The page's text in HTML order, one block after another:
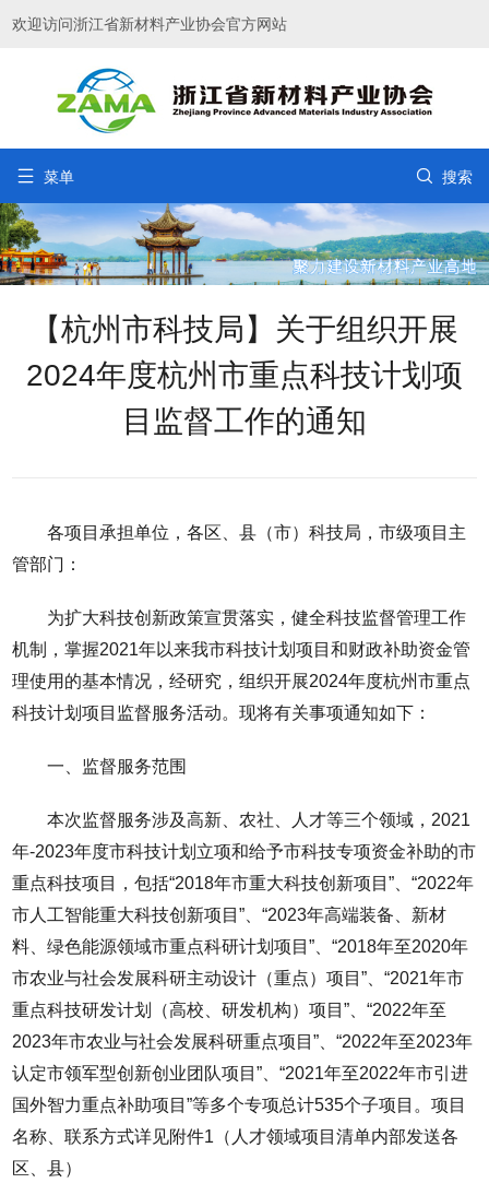
欢迎访问浙江省新材料产业协会官方网站
 菜单  搜索
【杭州市科技局】关于组织开展
2024年度杭州市重点科技计划项
目监督工作的通知
各项目承担单位，各区、县（市）科技局，市级项目主
管部门：
为扩大科技创新政策宣贯落实，健全科技监督管理工作
机制，掌握2021年以来我市科技计划项目和财政补助资金管
理使用的基本情况，经研究，组织开展2024年度杭州市重点
科技计划项目监督服务活动。现将有关事项通知如下：
一、监督服务范围
本次监督服务涉及高新、农社、人才等三个领域，2021
年-2023年度市科技计划立项和给予市科技专项资金补助的市
重点科技项目，包括“2018年市重大科技创新项目”、“2022年
市人工智能重大科技创新项目”、“2023年高端装备、新材
料、绿色能源领域市重点科研计划项目”、“2018年至2020年
市农业与社会发展科研主动设计（重点）项目”、“2021年市
重点科技研发计划（高校、研发机构）项目”、“2022年至
2023年市农业与社会发展科研重点项目”、“2022年至2023年
认定市领军型创新创业团队项目”、“2021年至2022年市引进
国外智力重点补助项目”等多个专项总计535个子项目。项目
名称、联系方式详见附件1（人才领域项目清单内部发送各
区、县）